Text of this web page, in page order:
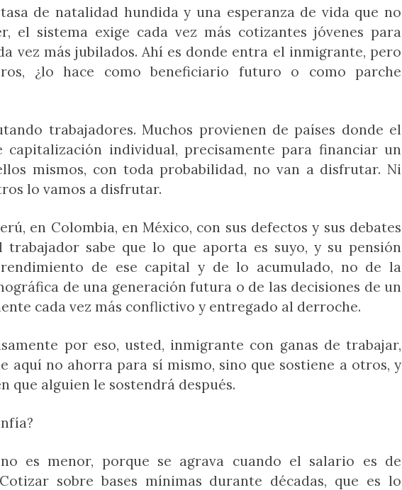
de natalidad hundida y una esperanza de vida que no
el sistema exige cada vez más cotizantes jóvenes para
vez más jubilados. Ahí es donde entra el inmigrante, pero
¿lo hace como beneficiario futuro o como parche
trabajadores. Muchos provienen de países donde el
capitalización individual, precisamente para financiar un
mismos, con toda probabilidad, no van a disfrutar. Ni
lo vamos a disfrutar.
en Colombia, en México, con sus defectos y sus debates
trabajador sabe que lo que aporta es suyo, y su pensión
de ese capital y de lo acumulado, no de la
de una generación futura o de las decisiones de un
cada vez más conflictivo y entregado al derroche.
por eso, usted, inmigrante con ganas de trabajar,
aquí no ahorra para sí mismo, sino que sostiene a otros, y
que alguien le sostendrá después.
es menor, porque se agrava cuando el salario es de
sobre bases mínimas durante décadas, que es lo